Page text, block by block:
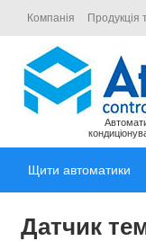
Компанія Продукція
Щити автоматики
Датчик